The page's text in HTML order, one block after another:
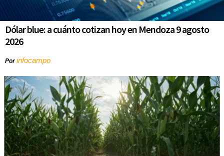
Dólar blue: a cuánto cotizan hoy en Mendoza 9 agosto
2026
Porinfocampo